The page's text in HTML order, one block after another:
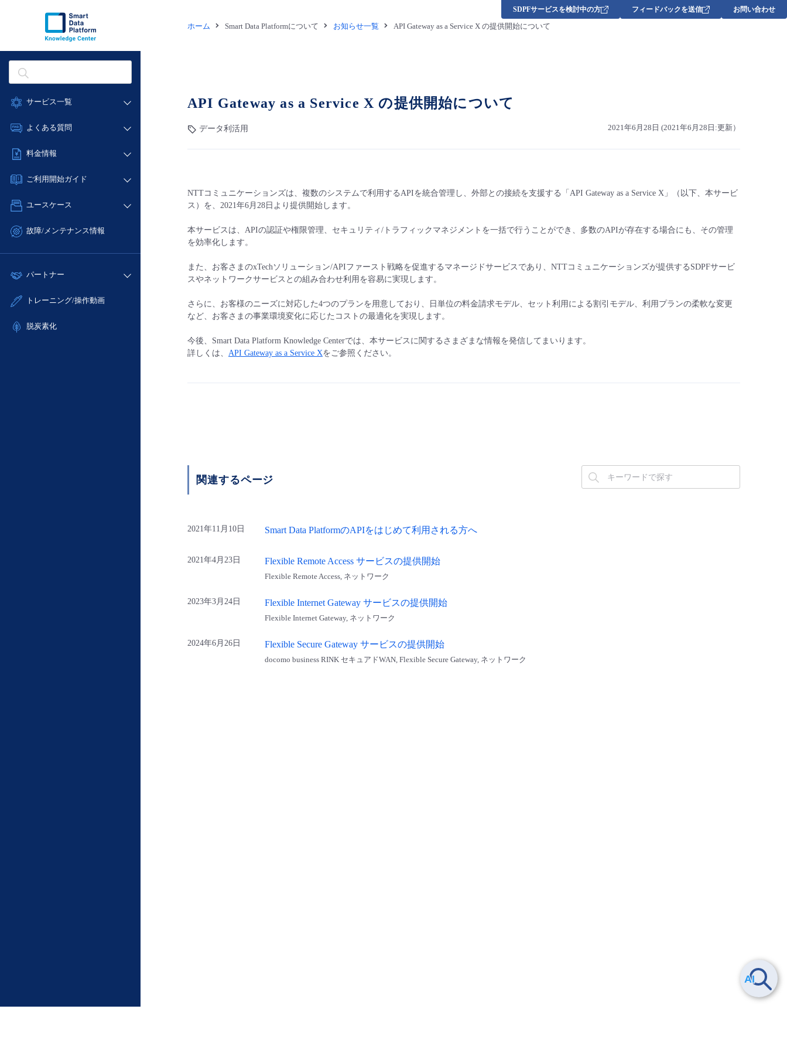
サービス一覧
データ利活用
ネットワーク
IoT
サポート
管理機能
よくある質問
データ利活用
ネットワーク
IoT
サポート
管理機能
すべてのメニューを見る
料金情報
料金シミュレーター
クラウド/サーバー
ネットワーク
サポート
すべてのメニューを見る
ご利用開始ガイド
■ 管理機能
- 初期設定・確認
- ユーザー機能の管理
- APIリファレンス
ユースケース
- バックアップ
- IoT
- ITインフラストラクチャー
故障/メンテナンス情報
サービス稼働状況
故障/メンテナンス履歴
定期メンテナンス
パートナー
販売パートナー向けプログラム
トレーニング/操作動画
脱炭素化
SDPFサービスを検討中の方 フィードバックを送信 お問い合わせ
ホーム Smart Data Platformについて お知らせ一覧 API Gateway as a Service X の提供開始について
API Gateway as a Service X の提供開始について
データ利活用 2021年6月28日 (2021年6月28日:更新）
NTTコミュニケーションズは、複数のシステムで利用するAPIを統合管理し、外部との接続を支援する「API Gateway as a Service X」（以下、本サービ
ス）を、2021年6月28日より提供開始します。
本サービスは、APIの認証や権限管理、セキュリティ/トラフィックマネジメントを一括で行うことができ、多数のAPIが存在する場合にも、その管理
を効率化します。
また、お客さまのxTechソリューション/APIファースト戦略を促進するマネージドサービスであり、NTTコミュニケーションズが提供するSDPFサービ
スやネットワークサービスとの組み合わせ利用を容易に実現します。
さらに、お客様のニーズに対応した4つのプランを用意しており、日単位の料金請求モデル、セット利用による割引モデル、利用プランの柔軟な変更
など、お客さまの事業環境変化に応じたコストの最適化を実現します。
今後、Smart Data Platform Knowledge Centerでは、本サービスに関するさまざまな情報を発信してまいります。
詳しくは、 API Gateway as a Service Xをご参照ください。
関連するページ
2021年11月10日 Smart Data PlatformのAPIをはじめて利用される方へ
2021年4月23日 Flexible Remote Access サービスの提供開始
Flexible Remote Access, ネットワーク
2023年3月24日 Flexible Internet Gateway サービスの提供開始
Flexible Internet Gateway, ネットワーク
2024年6月26日 Flexible Secure Gateway サービスの提供開始
docomo business RINK セキュアドWAN, Flexible Secure Gateway, ネットワーク